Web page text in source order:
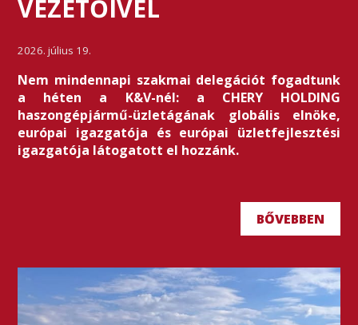
VEZETŐIVEL
2026. július 19.
Nem mindennapi szakmai delegációt fogadtunk
a héten a K&V-nél: a CHERY HOLDING
haszongépjármű-üzletágának globális elnöke,
európai igazgatója és európai üzletfejlesztési
igazgatója látogatott el hozzánk.
BŐVEBBEN